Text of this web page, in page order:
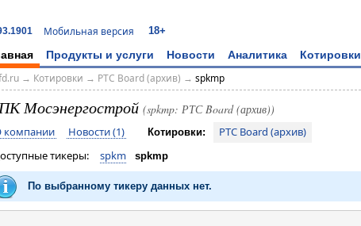
Мобильная версия 18+
Продукты и услуги Новости Аналитика Котировки
→ Котировки → РТС Board (архив) → spkmp
Мосэнергострой (spkmp: РТС Board (архив))
компании Новости (1) Котировки:
РТС Board (архив)
тикеры:
spkm spkmp
По выбранному тикеру данных нет.